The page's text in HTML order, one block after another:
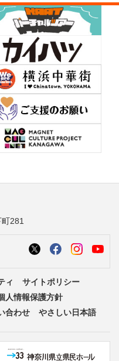
281
ィ
サイトポリシー
人情報保護方針
合わせ やさしい日本語